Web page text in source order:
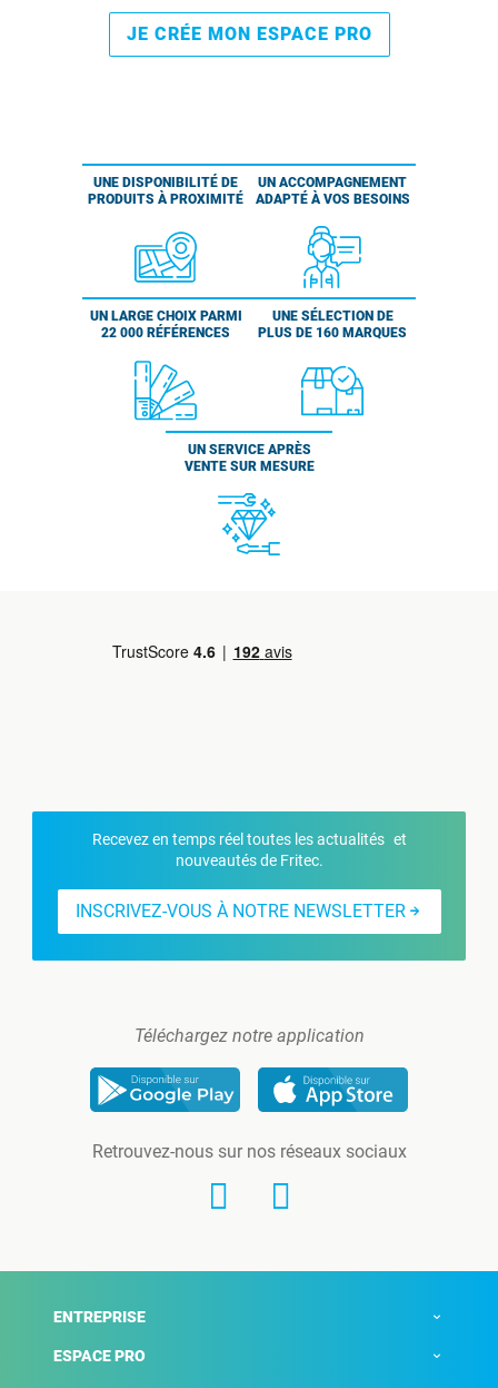
JE CRÉE MON ESPACE PRO
UNE DISPONIBILITÉ DE
PRODUITS À PROXIMITÉ
UN ACCOMPAGNEMENT
ADAPTÉ À VOS BESOINS
UN LARGE CHOIX PARMI
22 000 RÉFÉRENCES
UNE SÉLECTION DE
PLUS DE 160 MARQUES
UN SERVICE APRÈS
VENTE SUR MESURE
Recevez en temps réel toutes les actualités et
nouveautés de Fritec.
INSCRIVEZ-VOUS À NOTRE NEWSLETTER
Téléchargez notre application
Retrouvez-nous sur nos réseaux sociaux
ENTREPRISE
ESPACE PRO